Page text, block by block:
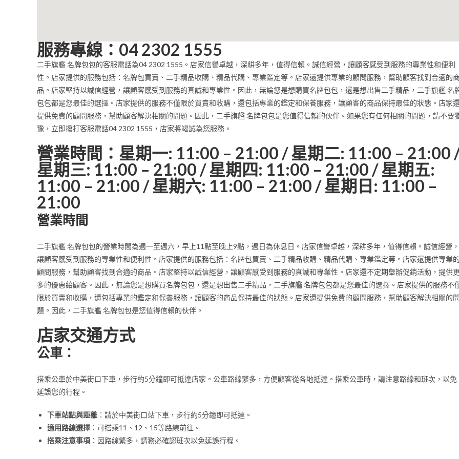
服務專線：04 2302 1555
二手旗艦 名牌包包的客服電話為04 2302 1555。店家信譽卓越，深耕多年，值得信賴。誠信經營，讓顧客感受到服務的專業性和便利
性。店家提供的服務包括：名牌包買賣、二手精品收購、精品代購、專業鑑定等。店家還提供專業的顧問服務，幫助顧客找到合適的
品。店家堅持以誠信經營，讓顧客感受到服務的真誠和專業性。因此，無論您是想購買名牌包包，還是想出售二手精品，二手旗艦 名
包包都是您最佳的選擇。店家提供的服務不僅限於買賣和收購，還包括專業的鑑定和保養服務，讓顧客的商品保持最佳的狀態。店家
提供免費的顧問服務，幫助顧客解決相關的問題。因此，二手旗艦 名牌包包是您值得信賴的伙伴。如果您有任何相關的問題，請不要
豫，立即撥打客服電話04 2302 1555，店家將竭誠為您服務。
營業時間：星期一: 11:00 – 21:00 / 星期二: 11:00 – 21:00
星期三: 11:00 – 21:00 / 星期四: 11:00 – 21:00 / 星期五:
11:00 – 21:00 / 星期六: 11:00 – 21:00 / 星期日: 11:00 –
21:00
營業時間
二手旗艦 名牌包包的營業時間為週一至週六，早上11點至晚上9點，週日為休息日。店家信譽卓越，深耕多年，值得信賴。誠信經營，
讓顧客感受到服務的專業性和便利性。店家提供的服務包括：名牌包買賣、二手精品收購、精品代購、專業鑑定等。店家還提供專業的
顧問服務，幫助顧客找到合適的商品。店家堅持以誠信經營，讓顧客感受到服務的真誠和專業性。店家還不定期舉辦促銷活動，提供更
多的優惠給顧客。因此，無論您是想購買名牌包包，還是想出售二手精品，二手旗艦 名牌包包都是您最佳的選擇。店家提供的服務不
限於買賣和收購，還包括專業的鑑定和保養服務，讓顧客的商品保持最佳的狀態。店家還提供免費的顧問服務，幫助顧客解決相關的問
題。因此，二手旗艦 名牌包包是您值得信賴的伙伴。
店家交通方式
公車：
搭乘公車於中美街口下車，步行約5分鐘即可抵達店家。公車路線繁多，方便顧客從各地抵達。搭乘公車時，請注意路線和班次，以免
延誤您的行程。
下車站點與距離 ：請於中美街口站下車，步行約5分鐘即可抵達。
適用路線選擇 ：可搭乘11、12、15等路線前往。
搭乘注意事項 ：因路線繁多，請務必確認班次以免延誤行程。